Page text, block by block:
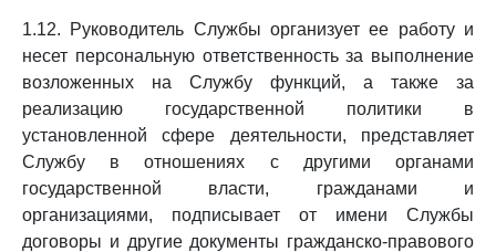
1.12. Руководитель Службы организует ее работу и
несет персональную ответственность за выполнение
возложенных на Службу функций, а также за
реализацию государственной политики в
установленной сфере деятельности, представляет
Службу в отношениях с другими органами
государственной власти, гражданами и
организациями, подписывает от имени Службы
договоры и другие документы гражданско-правового